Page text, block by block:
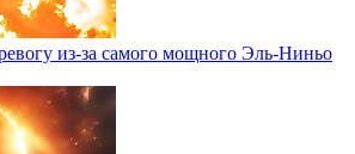
из-за самого мощного Эль-Ниньо